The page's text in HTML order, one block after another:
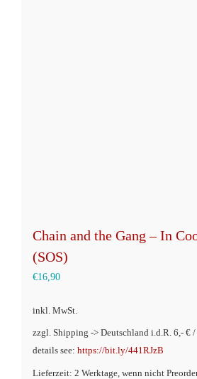
Chain and the Gang – In
(SOS)
€16,90
inkl. MwSt.
zzgl. Shipping -> Deutschland i.d.R. 6,- €
details see: https://bit.ly/441RJzB
Lieferzeit: 2 Werktage, wenn nicht